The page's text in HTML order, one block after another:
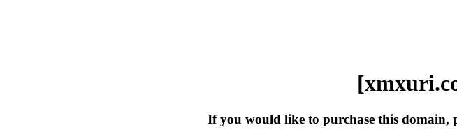
If you would like to purchase this domain,